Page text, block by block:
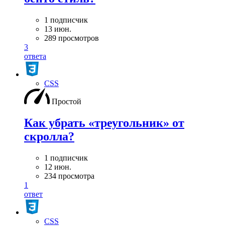
1 подписчик
13 июн.
289 просмотров
3
ответа
CSS
Простой
Как убрать «треугольник» от
скролла?
1 подписчик
12 июн.
234 просмотра
1
ответ
CSS